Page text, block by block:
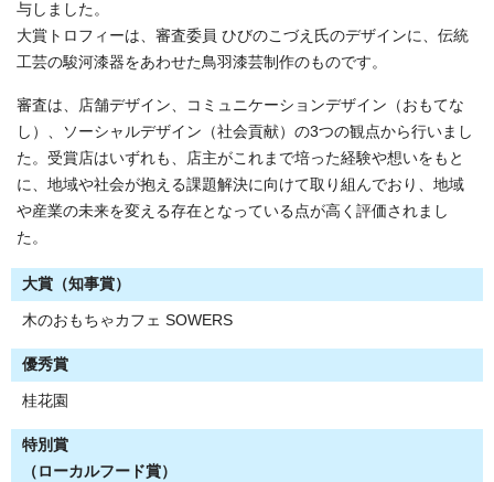
与しました。
大賞トロフィーは、審査委員 ひびのこづえ氏のデザインに、伝統
工芸の駿河漆器をあわせた鳥羽漆芸制作のものです。
審査は、店舗デザイン、コミュニケーションデザイン（おもてな
し）、ソーシャルデザイン（社会貢献）の3つの観点から行いまし
た。受賞店はいずれも、店主がこれまで培った経験や想いをもと
に、地域や社会が抱える課題解決に向けて取り組んでおり、地域
や産業の未来を変える存在となっている点が高く評価されまし
た。
大賞（知事賞）
木のおもちゃカフェ SOWERS
優秀賞
桂花園
特別賞
（ローカルフード賞）